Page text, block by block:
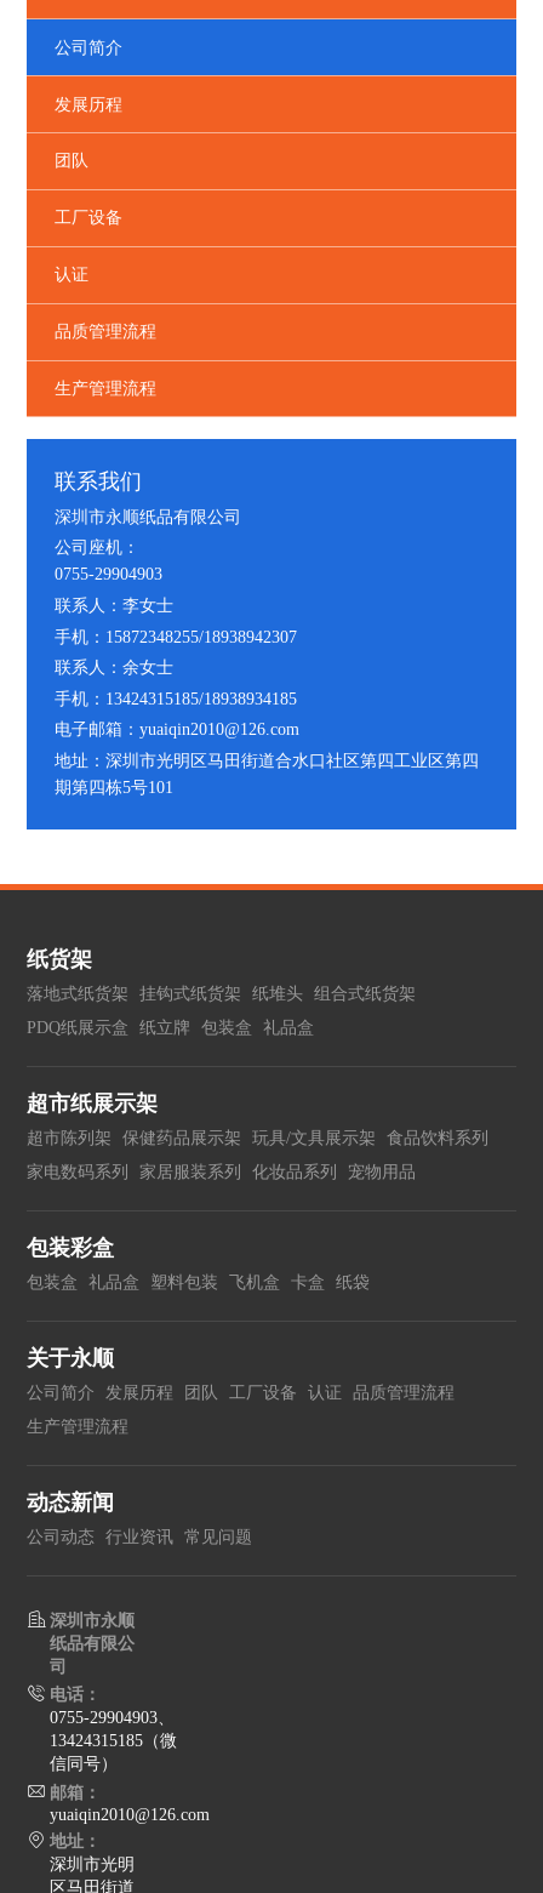
公司简介
发展历程
团队
工厂设备
认证
品质管理流程
生产管理流程
联系我们
深圳市永顺纸品有限公司
公司座机：
0755-29904903
联系人：李女士
手机：15872348255/18938942307
联系人：余女士
手机：13424315185/18938934185
电子邮箱：yuaiqin2010@126.com
地址：深圳市光明区马田街道合水口社区第四工业区第四
期第四栋5号101
纸货架
落地式纸货架 挂钩式纸货架 纸堆头 组合式纸货架
PDQ纸展示盒
纸立牌 包装盒 礼品盒
超市纸展示架
超市陈列架 保健药品展示架 玩具/文具展示架
食品饮料系列
家电数码系列
家居服装系列 化妆品系列 宠物用品
包装彩盒
包装盒 礼品盒 塑料包装 飞机盒 卡盒 纸袋
关于永顺
公司简介 发展历程 团队 工厂设备 认证
品质管理流程
生产管理流程
动态新闻
公司动态 行业资讯 常见问题
深圳市永顺
纸品有限公
司
电话：
0755-29904903、
13424315185（微
信同号）
邮箱：
yuaiqin2010@126.com
地址：
深圳市光明
区马田街道